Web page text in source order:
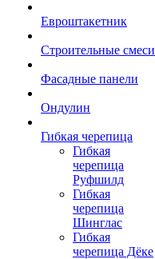
Евроштакетник
Строительные смеси
Фасадные панели
Ондулин
Гибкая черепица
Гибкая
черепица
Руфшилд
Гибкая
черепица
Шинглас
Гибкая
черепица Дёке